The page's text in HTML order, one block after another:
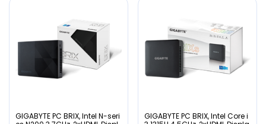
GIGABYTE PC BRIX, Intel N-seri
GIGABYTE PC BRIX, Intel Core i